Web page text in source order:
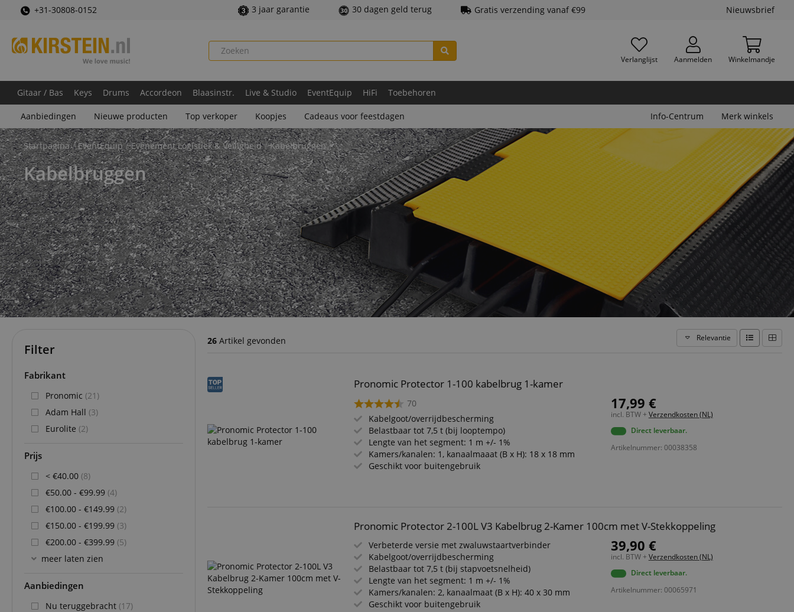
+31-30808-0152 3 jaar garantie 30 dagen geld terug Gratis verzending vanaf €99 Nieuwsbrief
Verlanglijst Aanmelden Winkelmandje
Gitaar / Bas Keys Drums Accordeon Blaasinstr. Live & Studio EventEquip HiFi Toebehoren
Aanbiedingen Nieuwe producten Top verkoper Koopjes Cadeaus voor feestdagen Info-Centrum Merk winkels
Startpagina EventEquip Evenement Logistiek & Veiligheid Kabelbruggen
Kabelbruggen
26 Artikel gevonden Relevantie
Pronomic Protector 1-100 kabelbrug 1-kamer
70
Kabelgoot/overrijdbescherming
Belastbaar tot 7,5 t (bij looptempo)
Lengte van het segment: 1 m +/- 1%
Kamers/kanalen: 1, kanaalmaaat (B x H): 18 x 18 mm
Geschikt voor buitengebruik
17,99 €
incl. BTW + Verzendkosten (NL)
Direct leverbaar.
Artikelnummer: 00038358
Pronomic Protector 2-100L V3 Kabelbrug 2-Kamer 100cm met V-Stekkoppeling
Verbeterde versie met zwaluwstaartverbinder
Kabelgoot/overrijdbescherming
Belastbaar tot 7,5 t (bij stapvoetsnelheid)
Lengte van het segment: 1 m +/- 1%
Kamers/kanalen: 2, kanaalmaat (B x H): 40 x 30 mm
Geschikt voor buitengebruik
39,90 €
incl. BTW + Verzendkosten (NL)
Direct leverbaar.
Artikelnummer: 00065971
Filter
Fabrikant
Pronomic (21)
Adam Hall (3)
Eurolite (2)
Prijs
< €40.00 (8)
€50.00 - €99.99 (4)
€100.00 - €149.99 (2)
€150.00 - €199.99 (3)
€200.00 - €399.99 (5)
meer laten zien
Aanbiedingen
Nu teruggebracht (17)